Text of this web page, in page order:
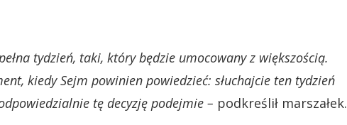
tydzień, taki, który będzie umocowany z większością.
kiedy Sejm powinien powiedzieć: słuchajcie ten tydzień
tę decyzję podejmie – podkreślił marszałek.